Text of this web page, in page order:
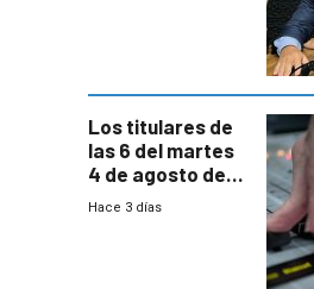
Los titulares de
las 6 del martes
4 de agosto de
2026
Hace 3 días